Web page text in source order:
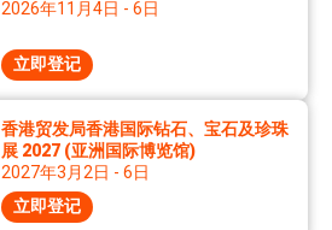
2026年11月4日 - 6日
立即登记
香港贸发局香港国际钻石、宝石及珍珠
展 2027 (亚洲国际博览馆)
2027年3月2日 - 6日
立即登记